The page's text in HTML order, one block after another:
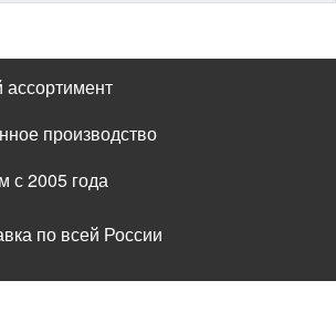
производство
с 2005 года
по всей России